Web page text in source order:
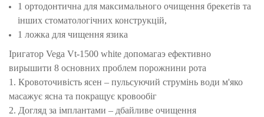
1 ортодонтична для максимального очищення брекетів та
інших стоматологічних конструкцій,
1 ложка для чищення язика
Іригатор Vega Vt-1500 white допомагаэ ефективно
вирышити 8 основних проблем порожнини рота
1. Кровоточивість ясен – пульсуючий струмінь води м'яко
масажує ясна та покращує кровообіг
2. Догляд за імплантами – дбайливе очищення